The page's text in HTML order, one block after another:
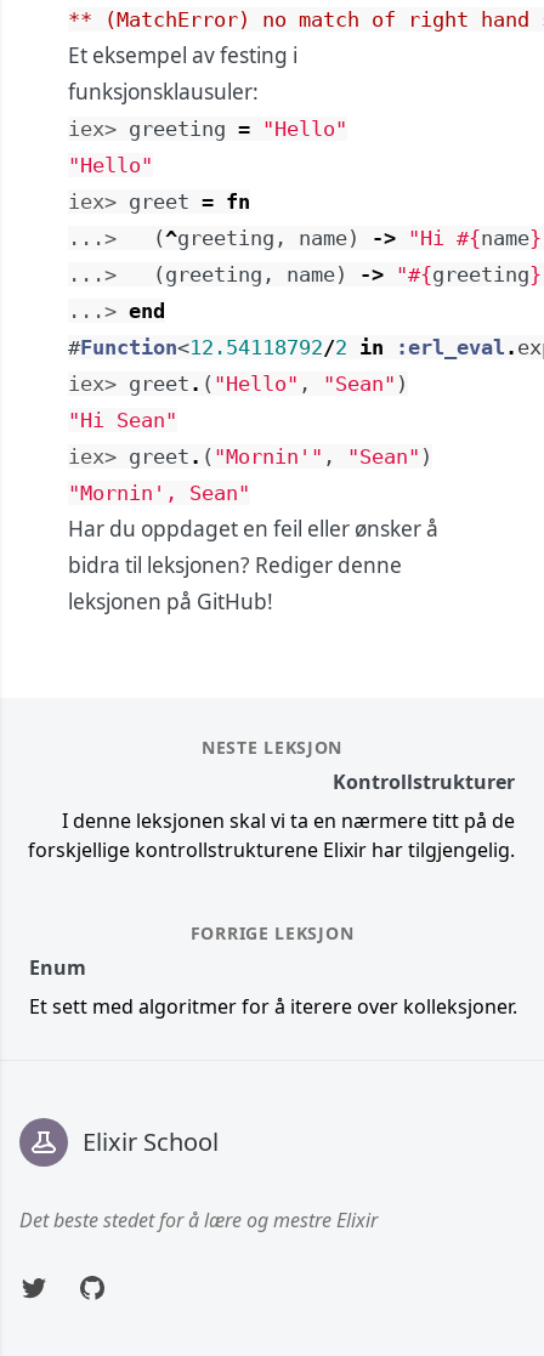
** (MatchError) no match of right
Et eksempel av festing i
funksjonsklausuler:
iex> greeting = "Hello"
"Hello"
iex> greet = fn
...>
(^greeting , name) -> "Hi #{name}
...>
( greeting , name) -> "#{greeting}
...> end
#Function<12.54118792/2 in :erl_eval .
iex> greet . ( "Hello" , "Sean" )
"Hi Sean"
iex> greet . ( "Mornin'" , "Sean" )
"Mornin', Sean"
Har du oppdaget en feil eller ønsker å
bidra til leksjonen? Rediger denne
leksjonen på GitHub!
FORRIGE LEKSJON
Enum
Et sett med algoritmer for å iterere over kolleksjoner.
NESTE LEKSJON
Kontrollstrukturer
I denne leksjonen skal vi ta en nærmere titt på de
forskjellige kontrollstrukturene Elixir har tilgjengelig.
Elixir School
Det beste stedet for å lære og mestre Elixir
TwitterGitHub